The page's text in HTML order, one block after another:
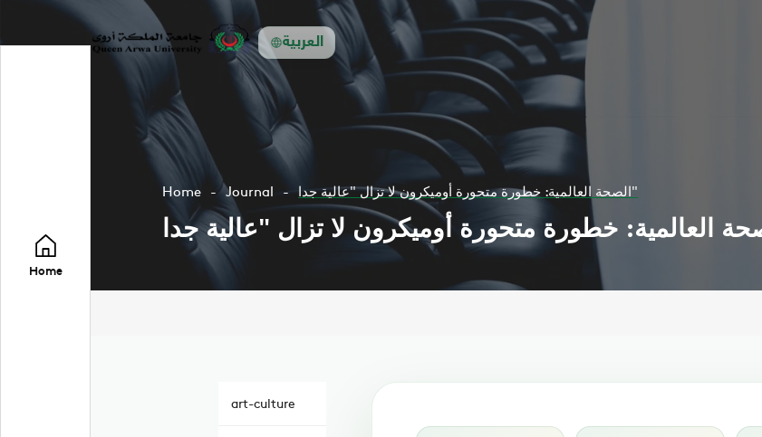
العربية
Home
Home Journal الصحة العالمية: خطورة متحورة أوميكرون لا تزال "عالية جدا"
art-culture